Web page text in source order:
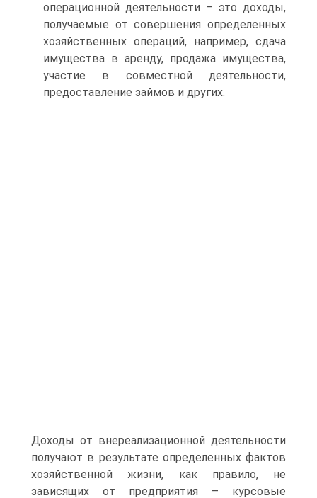
операционной деятельности – это доходы,
получаемые от совершения определенных
хозяйственных операций, например, сдача
имущества в аренду, продажа имущества,
участие в совместной деятельности,
предоставление займов и других.
Доходы от внереализационной деятельности
получают в результате определенных фактов
хозяйственной жизни, как правило, не
зависящих от предприятия – курсовые